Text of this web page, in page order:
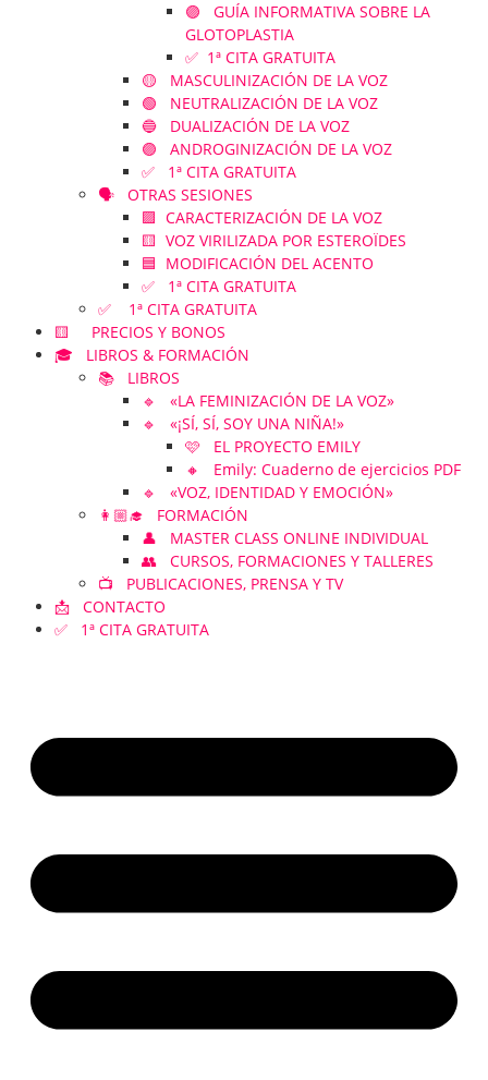
🟣 GUÍA INFORMATIVA SOBRE LA
GLOTOPLASTIA
✅ 1ª CITA GRATUITA
🟡 MASCULINIZACIÓN DE LA VOZ
🟢 NEUTRALIZACIÓN DE LA VOZ
🔵 DUALIZACIÓN DE LA VOZ
🟣 ANDROGINIZACIÓN DE LA VOZ
✅ 1ª CITA GRATUITA
🗣️ OTRAS SESIONES
🟪 CARACTERIZACIÓN DE LA VOZ
🟨 VOZ VIRILIZADA POR ESTEROÏDES
🟦 MODIFICACIÓN DEL ACENTO
✅ 1ª CITA GRATUITA
✅ 1ª CITA GRATUITA
🟨 PRECIOS Y BONOS
🎓 LIBROS & FORMACIÓN
📚 LIBROS
🔹 «LA FEMINIZACIÓN DE LA VOZ»
🔹 «¡SÍ, SÍ, SOY UNA NIÑA!»
🩷 EL PROYECTO EMILY
🔸 Emily: Cuaderno de ejercicios PDF
🔹 «VOZ, IDENTIDAD Y EMOCIÓN»
👩🏼‍🎓 FORMACIÓN
👤 MASTER CLASS ONLINE INDIVIDUAL
👥 CURSOS, FORMACIONES Y TALLERES
📺 PUBLICACIONES, PRENSA Y TV
📩 CONTACTO
✅ 1ª CITA GRATUITA